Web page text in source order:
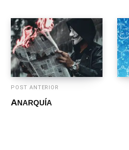
POST ANTERIOR
ANARQUÍA